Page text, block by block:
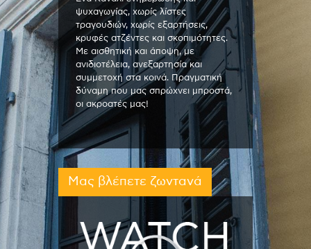
ψυχαγωγίας, χωρίς λίστες
τραγουδιών, χωρίς εξαρτήσεις,
κρυφές ατζέντες και σκοπιμότητες.
Με αισθητική και άποψη, με
ανιδιοτέλεια, ανεξαρτησία και
συμμετοχή στα κοινά. Πραγματική
δύναμη που μας σπρώχνει μπροστά,
οι ακροατές μας!
Μας βλέπετε ζωντανά